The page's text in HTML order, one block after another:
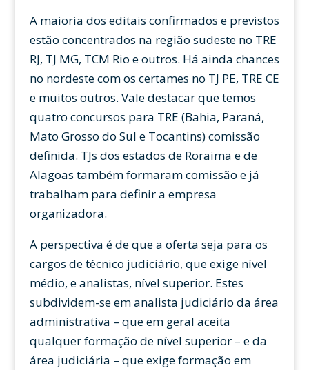
A maioria dos editais confirmados e previstos
estão concentrados na região sudeste no TRE
RJ, TJ MG, TCM Rio e outros. Há ainda chances
no nordeste com os certames no TJ PE, TRE CE
e muitos outros. Vale destacar que temos
quatro concursos para TRE (Bahia, Paraná,
Mato Grosso do Sul e Tocantins) comissão
definida. TJs dos estados de Roraima e de
Alagoas também formaram comissão e já
trabalham para definir a empresa
organizadora.
A perspectiva é de que a oferta seja para os
cargos de técnico judiciário, que exige nível
médio, e analistas, nível superior. Estes
subdividem-se em analista judiciário da área
administrativa – que em geral aceita
qualquer formação de nível superior – e da
área judiciária – que exige formação em